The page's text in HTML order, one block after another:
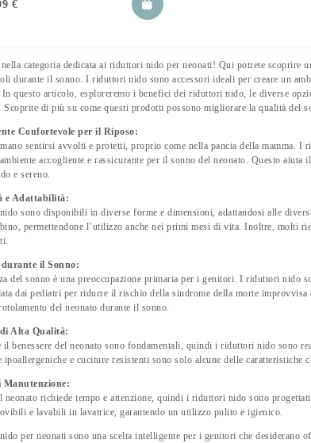
€
categoria dedicata ai riduttori nido per neonati! Qui potrete scoprire
durante il sonno. I riduttori nido sono accessori ideali per creare un
questo articolo, esploreremo i benefici dei riduttori nido, le diverse
Scoprite di più su come questi prodotti possono migliorare la qualità del
Confortevole per il Riposo:
sentirsi avvolti e protetti, proprio come nella pancia della mamma.
accogliente e rassicurante per il sonno del neonato. Questo
e sereno.
e Adattabilità:
sono disponibili in diverse forme e dimensioni, adattandosi alle
permettendone l’utilizzo anche nei primi mesi di vita. Inoltre, molti
durante il Sonno:
del sonno è una preoccupazione primaria per i genitori. I riduttori nido
dai pediatri per ridurre il rischio della sindrome della morte
del neonato durante il sonno.
Alta Qualità:
il benessere del neonato sono fondamentali, quindi i riduttori nido sono
ipoallergeniche e cuciture resistenti sono solo alcune delle
neonato richiede tempo e attenzione, quindi i riduttori nido sono
e lavabili in lavatrice, garantendo un utilizzo pulito e igienico.
per neonati sono una scelta intelligente per i genitori che desiderano